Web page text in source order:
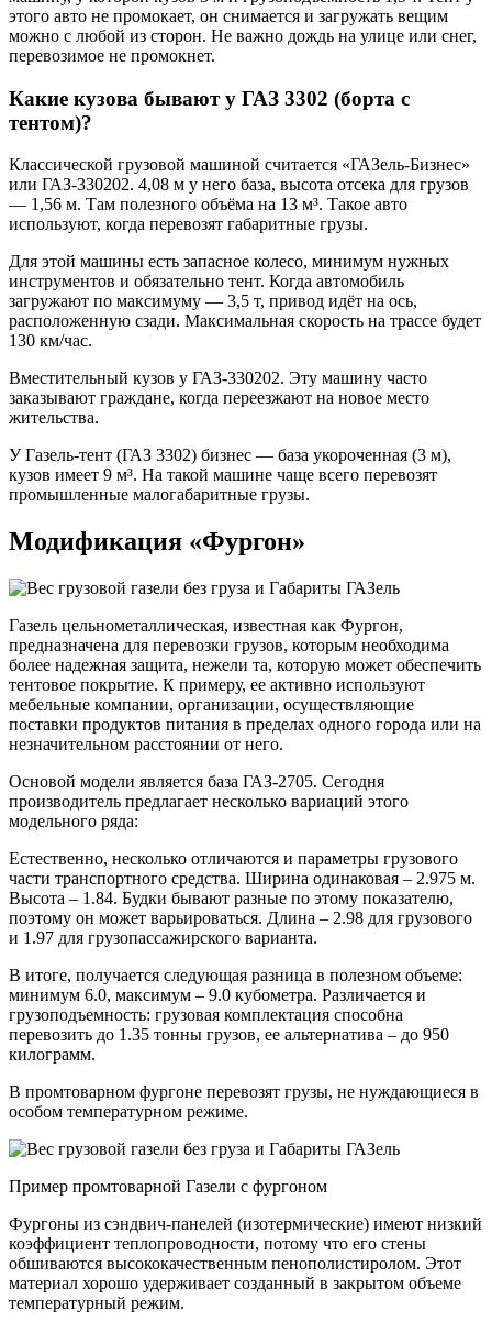
этого авто не промокает, он снимается и загружать вещим
можно с любой из сторон. Не важно дождь на улице или снег,
перевозимое не промокнет.
Какие кузова бывают у ГАЗ 3302 (борта с
тентом)?
Классической грузовой машиной считается «ГАЗель-Бизнес»
или ГАЗ-330202. 4,08 м у него база, высота отсека для грузов
— 1,56 м. Там полезного объёма на 13 м³. Такое авто
используют, когда перевозят габаритные грузы.
Для этой машины есть запасное колесо, минимум нужных
инструментов и обязательно тент. Когда автомобиль
загружают по максимуму — 3,5 т, привод идёт на ось,
расположенную сзади. Максимальная скорость на трассе будет
130 км/час.
Вместительный кузов у ГАЗ-330202. Эту машину часто
заказывают граждане, когда переезжают на новое место
жительства.
У Газель-тент (ГАЗ 3302) бизнес — база укороченная (3 м),
кузов имеет 9 м³. На такой машине чаще всего перевозят
промышленные малогабаритные грузы.
Модификация «Фургон»
Газель цельнометаллическая, известная как Фургон,
предназначена для перевозки грузов, которым необходима
более надежная защита, нежели та, которую может обеспечить
тентовое покрытие. К примеру, ее активно используют
мебельные компании, организации, осуществляющие
поставки продуктов питания в пределах одного города или на
незначительном расстоянии от него.
Основой модели является база ГАЗ-2705. Сегодня
производитель предлагает несколько вариаций этого
модельного ряда:
Естественно, несколько отличаются и параметры грузового
части транспортного средства. Ширина одинаковая – 2.975 м.
Высота – 1.84. Будки бывают разные по этому показателю,
поэтому он может варьироваться. Длина – 2.98 для грузового
и 1.97 для грузопассажирского варианта.
В итоге, получается следующая разница в полезном объеме:
минимум 6.0, максимум – 9.0 кубометра. Различается и
грузоподъемность: грузовая комплектация способна
перевозить до 1.35 тонны грузов, ее альтернатива – до 950
килограмм.
В промтоварном фургоне перевозят грузы, не нуждающиеся в
особом температурном режиме.
Пример промтоварной Газели с фургоном
Фургоны из сэндвич-панелей (изотермические) имеют низкий
коэффициент теплопроводности, потому что его стены
обшиваются высококачественным пенополистиролом. Этот
материал хорошо удерживает созданный в закрытом объеме
температурный режим.